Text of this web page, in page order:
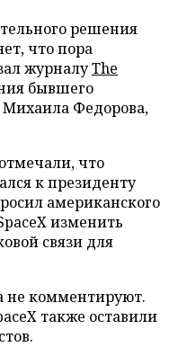
решения
что пора
журналуThe
бывшего
Федорова,
что
к президенту
американского
изменить
связи для
не комментируют.
также оставили